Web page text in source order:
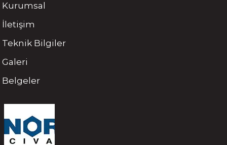
Kurumsal
İletişim
Teknik Bilgiler
Galeri
Belgeler